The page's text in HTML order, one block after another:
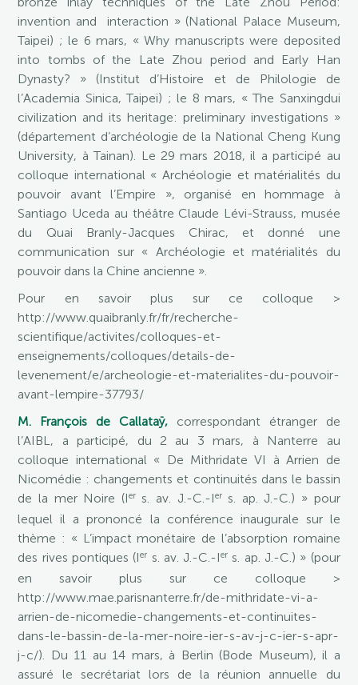
invention and interaction » (National Palace Museum,
Taipei) ; le 6 mars, « Why manuscripts were deposited
into tombs of the Late Zhou period and Early Han
Dynasty? » (Institut d’Histoire et de Philologie de
l’Academia Sinica, Taipei) ; le 8 mars, « The Sanxingdui
civilization and its heritage: preliminary investigations »
(département d’archéologie de la National Cheng Kung
University, à Tainan). Le 29 mars 2018, il a participé au
colloque international « Archéologie et matérialités du
pouvoir avant l’Empire », organisé en hommage à
Santiago Uceda au théâtre Claude Lévi-Strauss, musée
du Quai Branly-Jacques Chirac, et donné une
communication sur « Archéologie et matérialités du
pouvoir dans la Chine ancienne ».
Pour en savoir plus sur ce colloque >
http://www.quaibranly.fr/fr/recherche-
scientifique/activites/colloques-et-
enseignements/colloques/details-de-
levenement/e/archeologie-et-materialites-du-pouvoir-
avant-lempire-37793/
M. François de Callataÿ, correspondant étranger de
l’AIBL, a participé, du 2 au 3 mars, à Nanterre au
colloque international « De Mithridate VI à Arrien de
Nicomédie : changements et continuités dans le bassin
de la mer Noire (Iers. av. J.-C.-Iers. ap. J.-C.) » pour
lequel il a prononcé la conférence inaugurale sur le
thème : « L’impact monétaire de l’absorption romaine
des rives pontiques (Ier s. av. J.-C.-Ier s. ap. J.-C.) » (pour
en savoir plus sur ce colloque >
http://www.mae.parisnanterre.fr/de-mithridate-vi-a-
arrien-de-nicomedie-changements-et-continuites-
dans-le-bassin-de-la-mer-noire-ier-s-av-j-c-ier-s-apr-
j-c/). Du 11 au 14 mars, à Berlin (Bode Museum), il a
assuré le secrétariat lors de la réunion annuelle du